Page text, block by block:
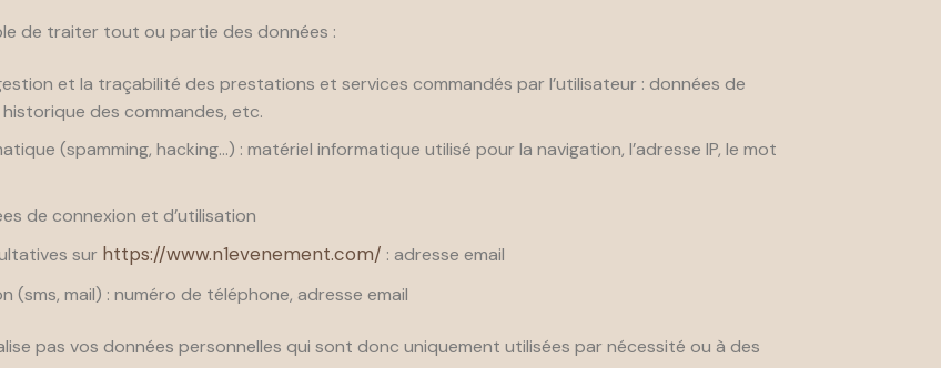
de traiter tout ou partie des données :
et la traçabilité des prestations et services commandés par l’utilisateur : données de
des commandes, etc.
(spamming, hacking…) : matériel informatique utilisé pour la navigation, l’adresse IP, le mot
de connexion et d’utilisation
sur https://www.n1evenement.com/ : adresse email
mail) : numéro de téléphone, adresse email
pas vos données personnelles qui sont donc uniquement utilisées par nécessité ou à des